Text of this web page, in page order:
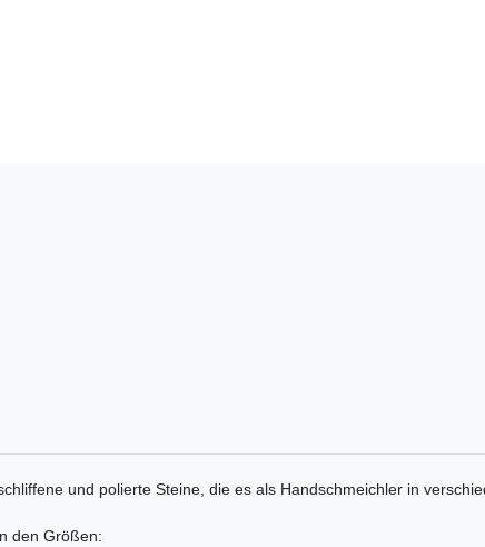
und polierte Steine, die es als Handschmeichler in
den Größen: